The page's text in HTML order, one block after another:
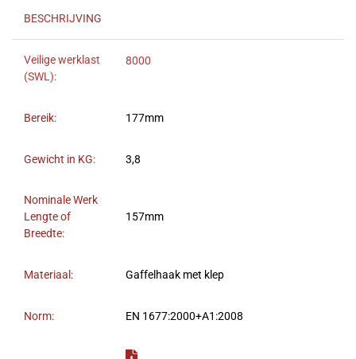
BESCHRIJVING
Veilige werklast
(SWL):
8000
Bereik: 177mm
Gewicht in KG: 3,8
Nominale Werk
Lengte of
Breedte:
157mm
Materiaal: Gaffelhaak met klep
Norm: EN 1677:2000+A1:2008